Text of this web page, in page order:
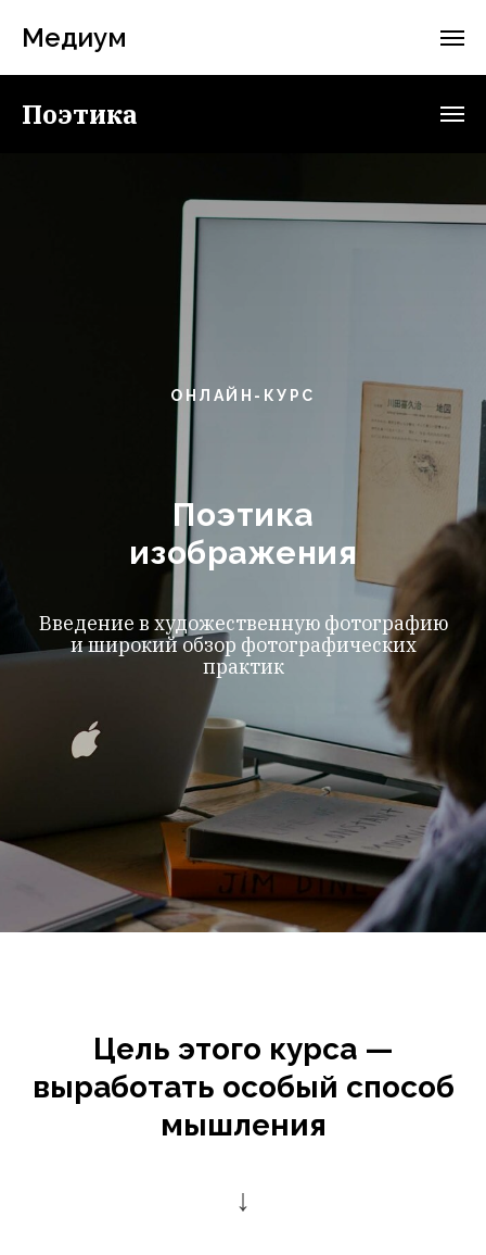
Медиум
Поэтика
ОНЛАЙН-КУРС
Поэтика
изображения
Введение в художественную фотографию
и широкий обзор фотографических
практик
Цель этого курса —
выработать особый способ
мышления
↓